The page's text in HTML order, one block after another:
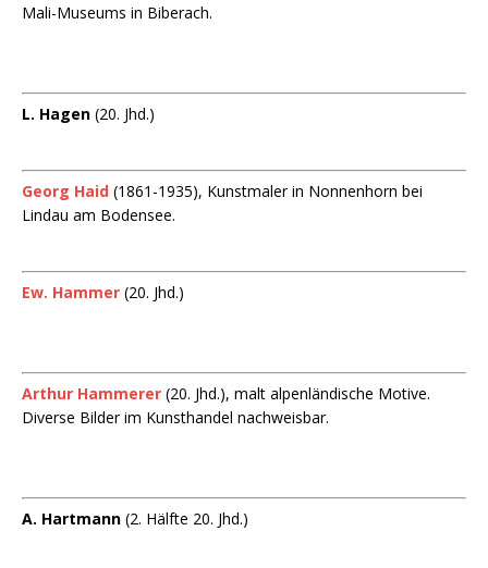
Mali-Museums in Biberach.
L. Hagen (20. Jhd.)
Georg Haid (1861-1935), Kunstmaler in Nonnenhorn bei
Lindau am Bodensee.
Ew. Hammer (20. Jhd.)
Arthur Hammerer (20. Jhd.), malt alpenländische Motive.
Diverse Bilder im Kunsthandel nachweisbar.
A. Hartmann (2. Hälfte 20. Jhd.)